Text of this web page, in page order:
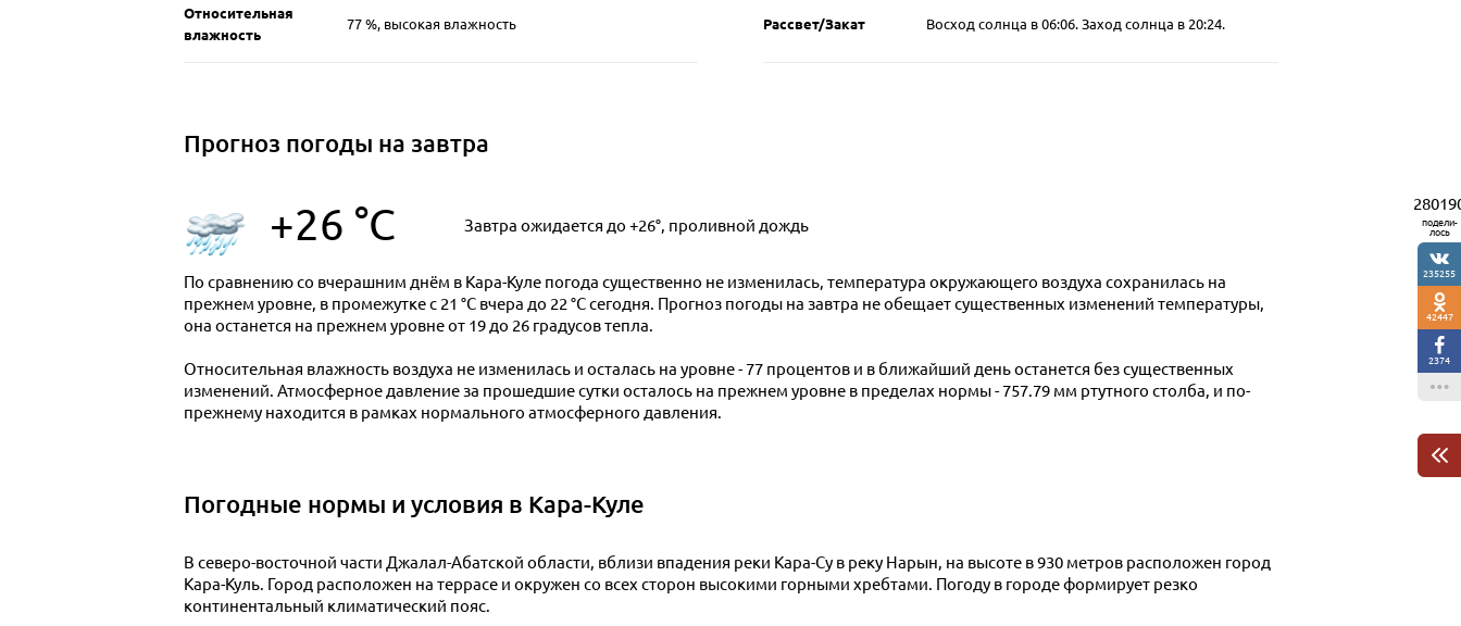
Относительная
влажность
77 %, высокая влажность Рассвет/Закат Восход солнца в 06:06. Заход солнца в 20:24.
Прогноз погоды на завтра
+26 °C Завтра ожидается до +26°, проливной дождь
По сравнению со вчерашним днём в Кара-Куле погода существенно не изменилась, температура окружающего воздуха сохранилась на
прежнем уровне, в промежутке с 21 °C вчера до 22 °C сегодня. Прогноз погоды на завтра не обещает существенных изменений температуры,
она останется на прежнем уровне от 19 до 26 градусов тепла.
Относительная влажность воздуха не изменилась и осталась на уровне - 77 процентов и в ближайший день останется без существенных
изменений. Атмосферное давление за прошедшие сутки осталось на прежнем уровне в пределах нормы - 757.79 мм ртутного столба, и по-
прежнему находится в рамках нормального атмосферного давления.
Погодные нормы и условия в Кара-Куле
В северо-восточной части Джалал-Абатской области, вблизи впадения реки Кара-Су в реку Нарын, на высоте в 930 метров расположен город
Кара-Куль. Город расположен на террасе и окружен со всех сторон высокими горными хребтами. Погоду в городе формирует резко
континентальный климатический пояс.
подели-
лось
235255
42447
2374